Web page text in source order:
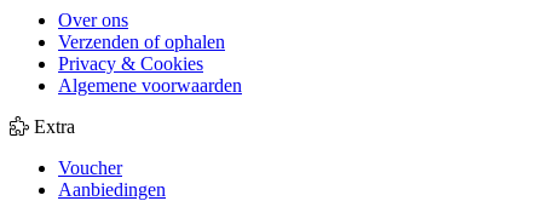
Over ons
Verzenden of ophalen
Privacy & Cookies
Algemene voorwaarden
Extra
Voucher
Aanbiedingen